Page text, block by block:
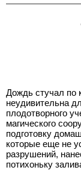
Дождь стучал по
неудивительна
плодотворного
магического
подготовку
которые еще не
разрушений,
потихоньку